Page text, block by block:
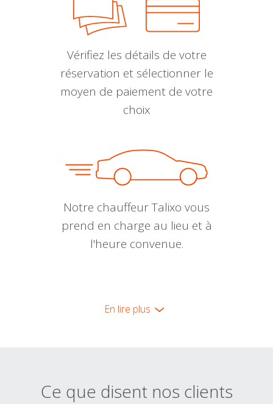
Vérifiez les détails de votre
réservation et sélectionner le
moyen de paiement de votre
choix
Notre chauffeur Talixo vous
prend en charge au lieu et à
l'heure convenue.
En lire plus
Ce que disent nos clients